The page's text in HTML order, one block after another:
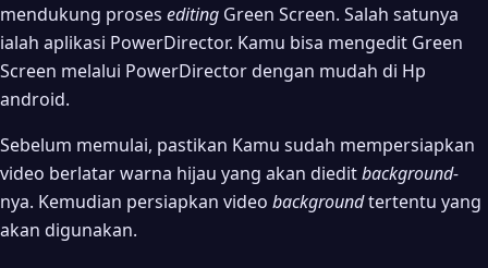
mendukung proses editing Green Screen. Salah satunya
ialah aplikasi PowerDirector. Kamu bisa mengedit Green
Screen melalui PowerDirector dengan mudah di Hp
android.
Sebelum memulai, pastikan Kamu sudah mempersiapkan
video berlatar warna hijau yang akan dieditbackground-
nya. Kemudian persiapkan video backgroundtertentu yang
akan digunakan.